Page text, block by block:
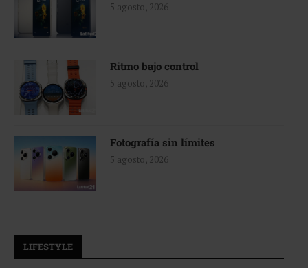
5 agosto, 2026
Ritmo bajo control
5 agosto, 2026
Fotografía sin límites
5 agosto, 2026
LIFESTYLE